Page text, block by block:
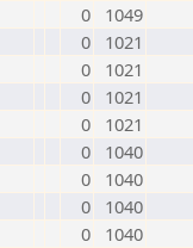
0
1049
0
1021
0
1021
0
1021
0
1021
0
1040
0
1040
0
1040
0
1040